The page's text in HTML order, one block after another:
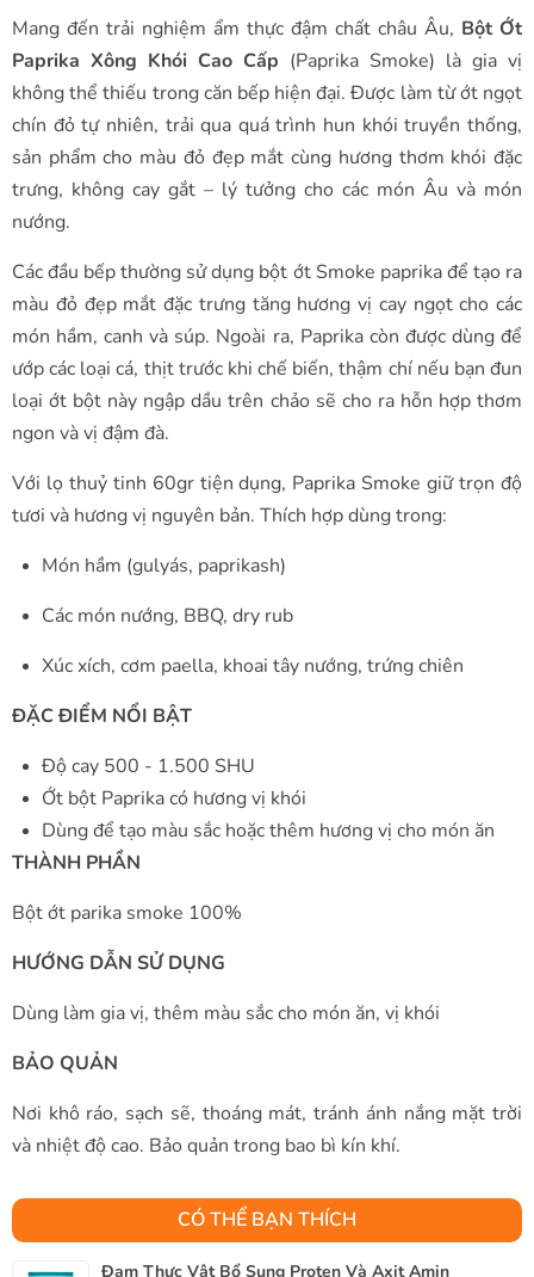
Mang đến trải nghiệm ẩm thực đậm chất châu Âu, Bột Ớt
Paprika Xông Khói Cao Cấp (Paprika Smoke) là gia vị
không thể thiếu trong căn bếp hiện đại. Được làm từ ớt ngọt
chín đỏ tự nhiên, trải qua quá trình hun khói truyền thống,
sản phẩm cho màu đỏ đẹp mắt cùng hương thơm khói đặc
trưng, không cay gắt – lý tưởng cho các món Âu và món
nướng.
Các đầu bếp thường sử dụng bột ớt Smoke paprika để tạo ra
màu đỏ đẹp mắt đặc trưng tăng hương vị cay ngọt cho các
món hầm, canh và súp. Ngoài ra, Paprika còn được dùng để
ướp các loại cá, thịt trước khi chế biến, thậm chí nếu bạn đun
loại ớt bột này ngập dầu trên chảo sẽ cho ra hỗn hợp thơm
ngon và vị đậm đà.
Với lọ thuỷ tinh 60gr tiện dụng, Paprika Smoke giữ trọn độ
tươi và hương vị nguyên bản. Thích hợp dùng trong:
Món hầm (gulyás, paprikash)
Các món nướng, BBQ, dry rub
Xúc xích, cơm paella, khoai tây nướng, trứng chiên
ĐẶC ĐIỂM NỔI BẬT
Độ cay 500 - 1.500 SHU
Ớt bột Paprika có hương vị khói
Dùng để tạo màu sắc hoặc thêm hương vị cho món ăn
THÀNH PHẦN
Bột ớt parika smoke 100%
HƯỚNG DẪN SỬ DỤNG
Dùng làm gia vị, thêm màu sắc cho món ăn, vị khói
BẢO QUẢN
Nơi khô ráo, sạch sẽ, thoáng mát, tránh ánh nắng mặt trời
và nhiệt độ cao. Bảo quản trong bao bì kín khí.
CÓ THỂ BẠN THÍCH
Đạm Thực Vật Bổ Sung Proten Và Axit Amin